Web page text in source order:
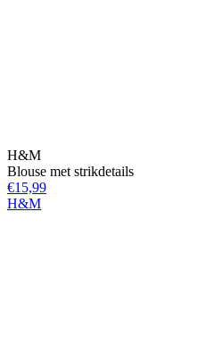
H&M
Blouse met strikdetails
€15,99
H&M